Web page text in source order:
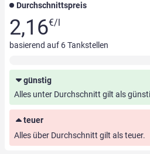
Durchschnittspreis
2,16€/l
basierend auf 6Tankstellen
günstig
Alles unter Durchschnitt gilt als
teuer
Alles über Durchschnitt gilt als teuer.